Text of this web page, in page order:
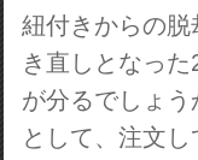
紐付きからの
き直しとなっ
が分るでしょ
として、注文